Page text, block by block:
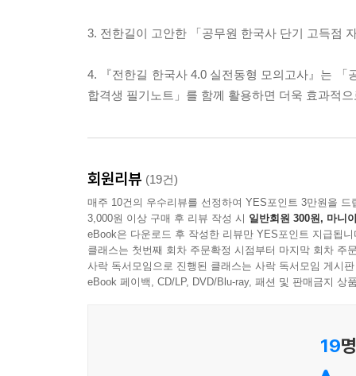
3. 전한길이 고안한 「공무원 한국사 단기 고득점
4. 『전한길 한국사 4.0 실전동형 모의고사』는
합격생 필기노트」를 함께 활용하면 더욱 효과적
회원리뷰 (19건)
매주 10건의 우수리뷰를 선정하여 YES포인트 3만원을 드
3,000원 이상 구매 후 리뷰 작성 시 일반회원 300원, 마니
eBook은 다운로드 후 작성한 리뷰만 YES포인트 지급됩니
클래스는 첫번째 회차 주문확정 시점부터 마지막 회차 주
사락 독서모임으로 진행된 클래스는 사락 독서모임 게시
eBook 페이백, CD/LP, DVD/Blu-ray, 패션 및 판매금지 상
19